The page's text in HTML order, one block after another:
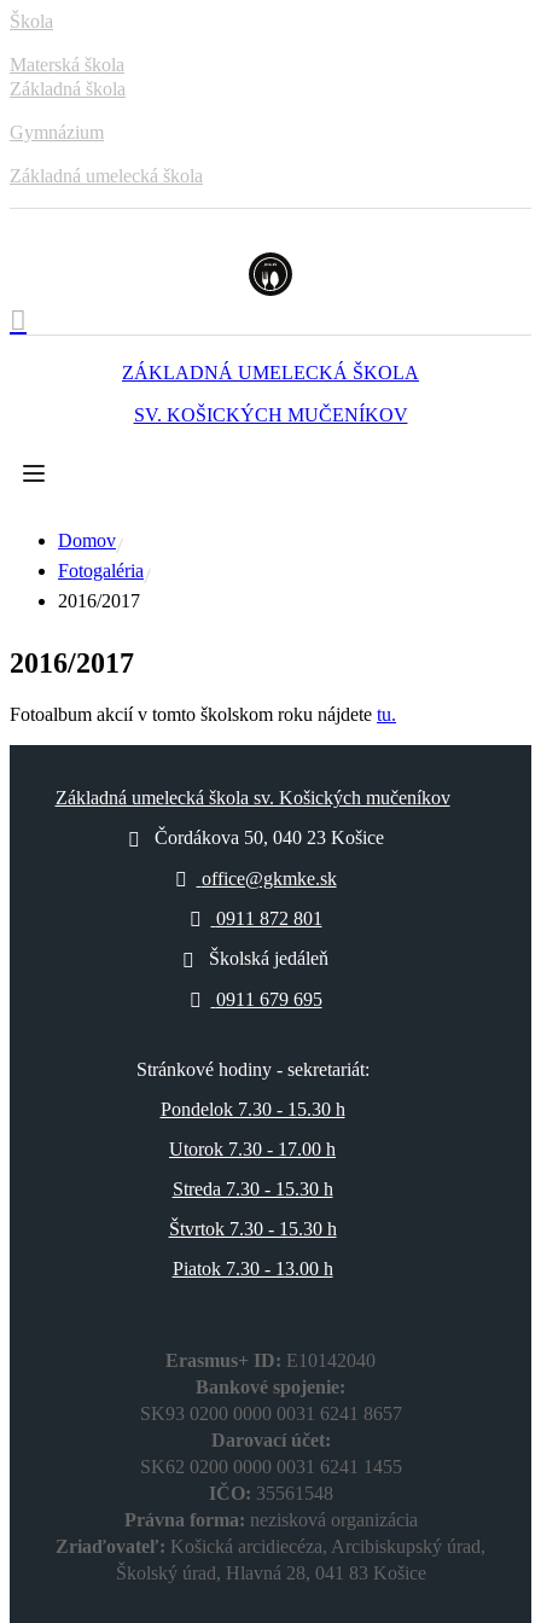
Škola
Materská škola
Základná škola
Gymnázium
Základná umelecká škola
ZÁKLADNÁ UMELECKÁ ŠKOLA
SV. KOŠICKÝCH MUČENÍKOV
Domov
Fotogaléria
2016/2017
2016/2017
Fotoalbum akcií v tomto školskom roku nájdete tu.
Základná umelecká škola sv. Košických mučeníkov
Čordákova 50, 040 23 Košice
office@gkmke.sk
0911 872 801
Školská jedáleň
0911 679 695
Stránkové hodiny - sekretariát:
Pondelok 7.30 - 15.30 h
Utorok 7.30 - 17.00 h
Streda 7.30 - 15.30 h
Štvrtok 7.30 - 15.30 h
Piatok 7.30 - 13.00 h
Erasmus+ ID: E10142040
Bankové spojenie:
SK93 0200 0000 0031 6241 8657
Darovací účet:
SK62 0200 0000 0031 6241 1455
IČO: 35561548
Právna forma: nezisková organizácia
Zriaďovateľ: Košická arcidiecéza, Arcibiskupský úrad,
Školský úrad, Hlavná 28, 041 83 Košice